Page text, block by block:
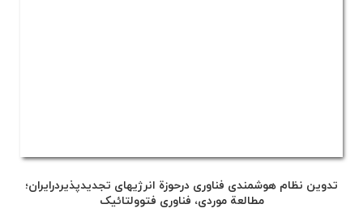
تدوین نظام هوشمندی فناوری درحوزة انرژیهای تجدیدپذیردرایران؛
مطالعة موردی، فناوری فتوولتائیک